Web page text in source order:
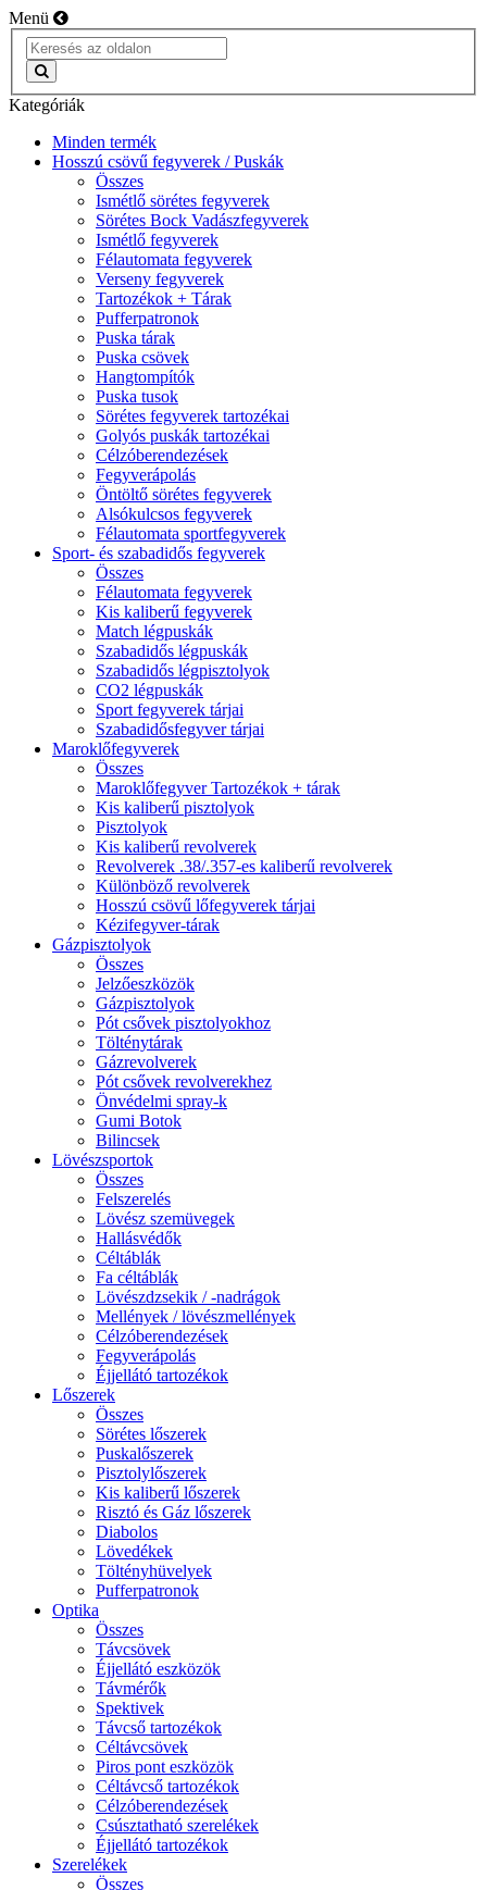
Menü
Kategóriák
Minden termék
Hosszú csövű fegyverek / Puskák
Összes
Ismétlő sörétes fegyverek
Sörétes Bock Vadászfegyverek
Ismétlő fegyverek
Félautomata fegyverek
Verseny fegyverek
Tartozékok + Tárak
Pufferpatronok
Puska tárak
Puska csövek
Hangtompítók
Puska tusok
Sörétes fegyverek tartozékai
Golyós puskák tartozékai
Célzóberendezések
Fegyverápolás
Öntöltő sörétes fegyverek
Alsókulcsos fegyverek
Félautomata sportfegyverek
Sport- és szabadidős fegyverek
Összes
Félautomata fegyverek
Kis kaliberű fegyverek
Match légpuskák
Szabadidős légpuskák
Szabadidős légpisztolyok
CO2 légpuskák
Sport fegyverek tárjai
Szabadidősfegyver tárjai
Maroklőfegyverek
Összes
Maroklőfegyver Tartozékok + tárak
Kis kaliberű pisztolyok
Pisztolyok
Kis kaliberű revolverek
Revolverek .38/.357-es kaliberű revolverek
Különböző revolverek
Hosszú csövű lőfegyverek tárjai
Kézifegyver-tárak
Gázpisztolyok
Összes
Jelzőeszközök
Gázpisztolyok
Pót csővek pisztolyokhoz
Tölténytárak
Gázrevolverek
Pót csővek revolverekhez
Önvédelmi spray-k
Gumi Botok
Bilincsek
Lövészsportok
Összes
Felszerelés
Lövész szemüvegek
Hallásvédők
Céltáblák
Fa céltáblák
Lövészdzsekik / -nadrágok
Mellények / lövészmellények
Célzóberendezések
Fegyverápolás
Éjjellátó tartozékok
Lőszerek
Összes
Sörétes lőszerek
Puskalőszerek
Pisztolylőszerek
Kis kaliberű lőszerek
Risztó és Gáz lőszerek
Diabolos
Lövedékek
Töltényhüvelyek
Pufferpatronok
Optika
Összes
Távcsövek
Éjjellátó eszközök
Távmérők
Spektivek
Távcső tartozékok
Céltávcsövek
Piros pont eszközök
Céltávcső tartozékok
Célzóberendezések
Csúsztatható szerelékek
Éjjellátó tartozékok
Szerelékek
Összes